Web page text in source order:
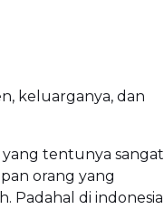
keluarganya, dan
tentunya sangat
orang yang
Padahal di indonesia